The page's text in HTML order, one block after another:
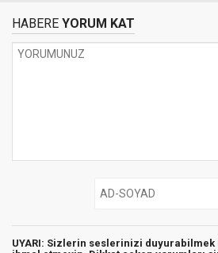
HABERE YORUM KAT
UYARI: Sizlerin seslerinizi duyurabilmek